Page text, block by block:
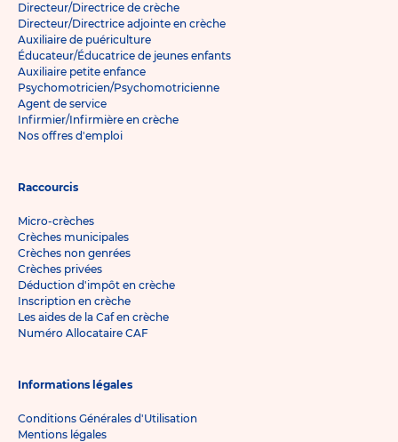
Directeur/Directrice de crèche
Directeur/Directrice adjointe en crèche
Auxiliaire de puériculture
Éducateur/Éducatrice de jeunes enfants
Auxiliaire petite enfance
Psychomotricien/Psychomotricienne
Agent de service
Infirmier/Infirmière en crèche
Nos offres d'emploi
Raccourcis
Micro-crèches
Crèches municipales
Crèches non genrées
Crèches privées
Déduction d'impôt en crèche
Inscription en crèche
Les aides de la Caf en crèche
Numéro Allocataire CAF
Informations légales
Conditions Générales d'Utilisation
Mentions légales